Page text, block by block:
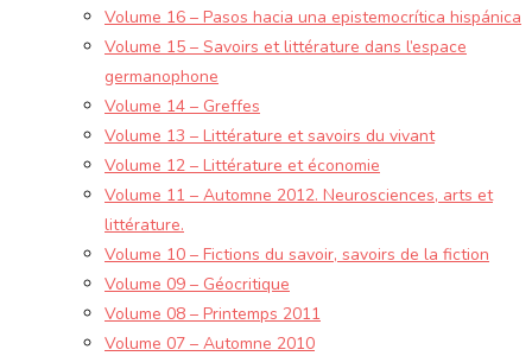
Volume 16 – Pasos hacia una epistemocrítica hispánica
Volume 15 – Savoirs et littérature dans l’espace
germanophone
Volume 14 – Greffes
Volume 13 – Littérature et savoirs du vivant
Volume 12 – Littérature et économie
Volume 11 – Automne 2012. Neurosciences, arts et
littérature.
Volume 10 – Fictions du savoir, savoirs de la fiction
Volume 09 – Géocritique
Volume 08 – Printemps 2011
Volume 07 – Automne 2010